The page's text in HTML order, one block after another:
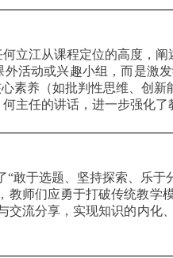
立江从课程定位的高度，阐
活动或兴趣小组，而是激
素养（如批判性思维、创
主任的讲话，进一步强化
敢于选题、坚持探索、乐于
教师们应勇于打破传统教
交流分享，实现知识的内